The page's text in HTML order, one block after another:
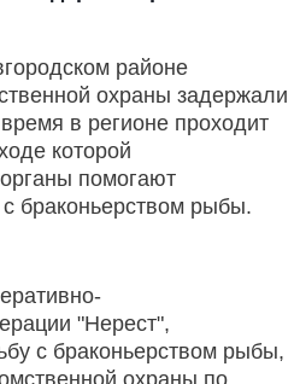
районе
охраны задержали
в регионе проходит
которой
помогают
браконьерством рыбы.
"Нерест",
с браконьерством рыбы,
охраны по